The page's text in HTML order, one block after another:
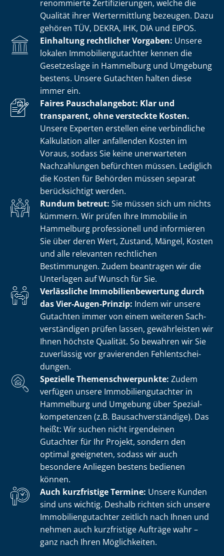
renommierte Zer­ti­fi­zie­run­gen, welche die
Qualität ihrer Wertermittlung bezeugen. Dazu
gehören TÜV, DEKRA, IHK, DIA und EIPOS.
Einhaltung rechtlicher Vorgaben: Unsere
lokalen Im­mo­bi­li­en­gut­ach­ter kennen die
Gesetzeslage in Hammelburg und Umgebung
bestens. Unsere Gutachten halten diese
immer ein.
Faires Pauschalangebot: Klar und
transparent, ohne versteckte Kosten.
Unsere Experten erstellen eine verbindliche
Kalkulation aller anfallenden Kosten im
Voraus, sodass Sie keine unerwarteten
Nachzahlungen befürchten müssen. Lediglich
die Kosten für Behörden müssen separat
berücksichtigt werden.
Rundum betreut: Sie müssen sich um nichts
kümmern. Wir prüfen Ihre Immobilie in
Hammelburg professionell und informieren
Sie über deren Wert, Zustand, Mängel, Kosten
und alle relevanten rechtlichen
Bestimmungen. Zudem beantragen wir die
Unterlagen auf Wunsch für Sie.
Verlässliche Im­mo­bi­li­en­be­wer­tung durch
das Vier-Augen-Prinzip: Indem wir unsere
Gutachten immer von einem weiteren Sach­
ver­stän­di­gen prüfen lassen, gewährleisten wir
Ihnen höchste Qualität. So bewahren wir Sie
zuverlässig vor gravierenden Fehl­ent­schei­
dun­gen.
Spezielle The­men­schwer­punk­te: Zudem
verfügen unsere Im­mo­bi­li­en­gut­ach­ter in
Hammelburg und Umgebung über Spe­zi­al­
kom­pe­ten­zen (z.B. Bau­sach­ver­stän­di­ge). Das
heißt: Wir suchen nicht irgendeinen
Gutachter für Ihr Projekt, sondern den
optimal geeigneten, sodass wir auch
besondere Anliegen bestens bedienen
können.
Auch kurzfristige Termine: Unsere Kunden
sind uns wichtig. Deshalb richten sich unsere
Im­mo­bi­li­en­gut­ach­ter zeitlich nach Ihnen und
nehmen auch kurzfristige Aufträge wahr –
ganz nach Ihren Möglichkeiten.